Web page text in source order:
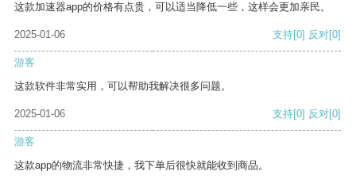
这款加速器app的价格有点贵，可以适当降低一些，这样会更加亲民。
2025-01-06 支持[0] 反对[0]
游客
这款软件非常实用，可以帮助我解决很多问题。
2025-01-06 支持[0] 反对[0]
游客
这款app的物流非常快捷，我下单后很快就能收到商品。